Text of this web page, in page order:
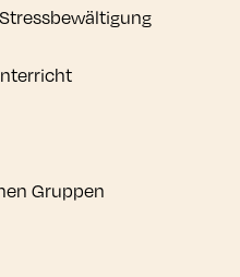
Gruppen